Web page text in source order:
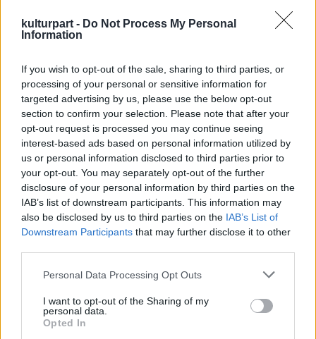
kulturpart - Do Not Process My Personal
Information
If you wish to opt-out of the sale, sharing to third parties, or
processing of your personal or sensitive information for
targeted advertising by us, please use the below opt-out
section to confirm your selection. Please note that after your
opt-out request is processed you may continue seeing
interest-based ads based on personal information utilized by
us or personal information disclosed to third parties prior to
your opt-out. You may separately opt-out of the further
disclosure of your personal information by third parties on the
IAB’s list of downstream participants. This information may
also be disclosed by us to third parties on the IAB’s List of
Downstream Participants that may further disclose it to other
Please note that this website/app uses one or more Google
not limited to your visit or usage behaviour. You may click to
grant or deny consent to Google and its third-party tags to
use your data for below specified purposes in below Google
Personal Data Processing Opt Outs
I want to opt-out of the Sharing of my
personal data.
Opted In
beszélgetett Kalmár András.
Történelem Oktatás Fiatalok on-air Esterházy Alapítvány